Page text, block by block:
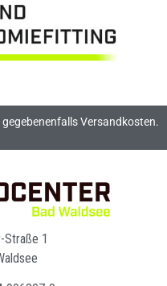
Versandkosten.
Straße 1